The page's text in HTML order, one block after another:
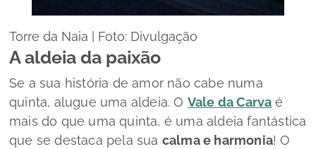
Torre da Naia | Foto: Divulgação
A aldeia da paixão
Se a sua história de amor não cabe numa
quinta, alugue uma aldeia. O Vale da Carva é
mais do que uma quinta, é uma aldeia fantástica
que se destaca pela sua calma e harmonia! O